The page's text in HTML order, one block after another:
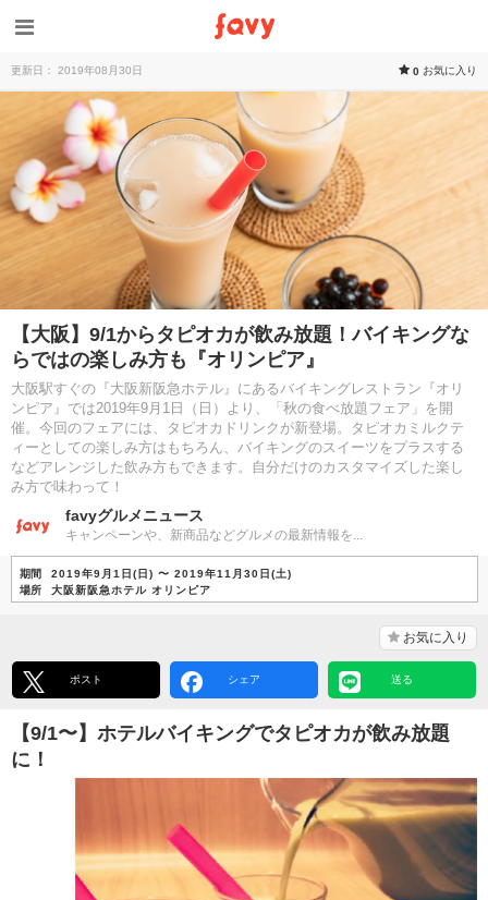
更新日： 2019年08月30日 0 お気に入り
【大阪】9/1からタピオカが飲み放題！バイキングな
らではの楽しみ方も『オリンピア』
大阪駅すぐの『大阪新阪急ホテル』にあるバイキングレストラン『オリ
ンピア』では2019年9月1日（日）より、「秋の食べ放題フェア」を開
催。今回のフェアには、タピオカドリンクが新登場。タピオカミルクテ
ィーとしての楽しみ方はもちろん、バイキングのスイーツをプラスする
などアレンジした飲み方もできます。自分だけのカスタマイズした楽し
み方で味わって！
favyグルメニュース
キャンペーンや、新商品などグルメの最新情報を...
期間
2019年9月1日(日) 〜 2019年11月30日(土)
場所
大阪新阪急ホテル オリンピア
お気に入り
ポスト シェア 送る
【9/1〜】ホテルバイキングでタピオカが飲み放題
に！